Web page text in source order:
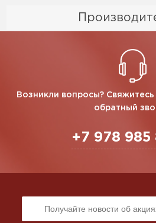
Возникли вопросы?
обратный
+7 978 985